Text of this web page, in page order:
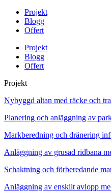
Projekt
Blogg
Offert
Projekt
Blogg
Offert
Projekt
Nybyggd altan med räcke och
Planering och anläggning av
Markberedning och dränering
Anläggning av grusad ridbana
Schaktning och förberedande
Anläggning av enskilt avlopp